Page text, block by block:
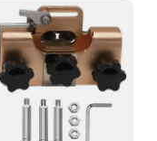
interchangeable
grooming
beginners and